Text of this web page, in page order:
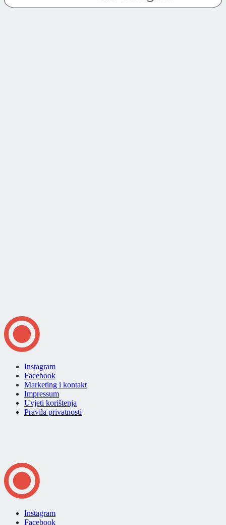
Instagram
Facebook
Marketing i kontakt
Impressum
Uvjeti korištenja
Pravila privatnosti
Instagram
Facebook